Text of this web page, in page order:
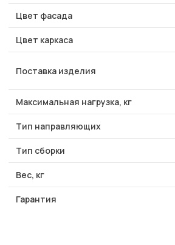
Цвет фасада
Цвет каркаса
Поставка изделия
Максимальная нагрузка, кг
Тип направляющих
Тип сборки
Вес, кг
Гарантия